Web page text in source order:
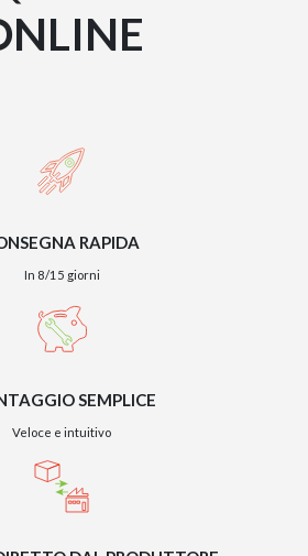
RAPIDA
In 8/15 giorni
SEMPLICE
Veloce e intuitivo